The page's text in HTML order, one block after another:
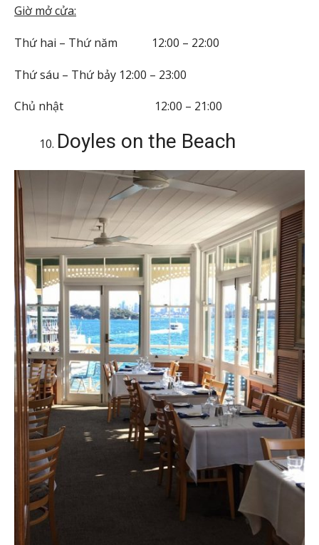
Giờ mở cửa:
Thứ hai – Thứ năm 12:00 – 22:00
Thứ sáu – Thứ bảy 12:00 – 23:00
Chủ nhật 12:00 – 21:00
Doyles on the Beach